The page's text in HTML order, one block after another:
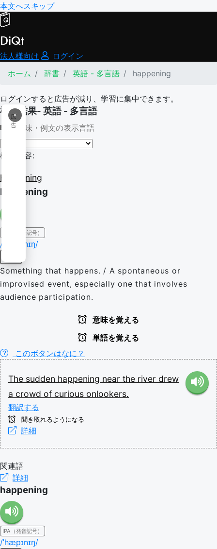
本文へスキップ
DiQt
法人様向け
ログイン
ホーム
辞書 英語 - 多言語 happening
ログインすると広告が減り、学習に集中できます。
×
広
告
検索結果- 英語 - 多言語
意味・例文の表示言語
検索内容:
happening
happening
IPA（発音記号）
/ˈhæpɪnɪŋ/
Something that happens. / A spontaneous or
improvised event, especially one that involves
audience participation.
意味を覚える
単語を覚える
このボタンはなに？
The sudden happening near the river drew
a crowd of curious onlookers.
翻訳する
聞き取れるようになる
詳細
関連語
詳細
happening
IPA（発音記号）
/ˈhæpɪnɪŋ/